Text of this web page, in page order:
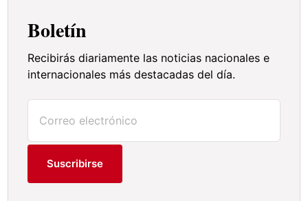
Boletín
Recibirás diariamente las noticias nacionales e
internacionales más destacadas del día.
Suscribirse